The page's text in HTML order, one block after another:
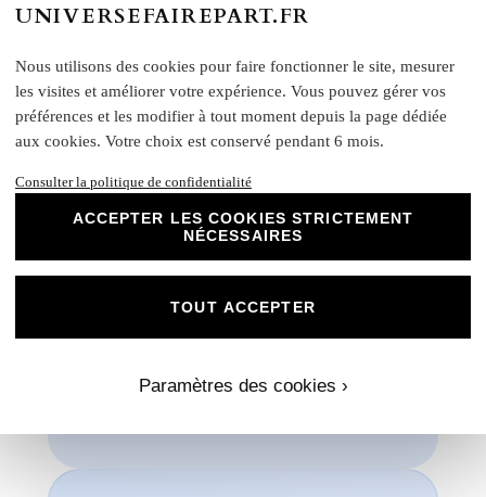
Supérieur pour créer des souvenirs uniques
Chez Universe Faire-part, nous mettons
tout en œuvre pour vous offrir des produits
d'exception qui répondent à vos attentes les
plus exigeantes. Faites confiance à notre
expertise et à notre passion pour vous
accompagner dans la réalisation de vos
projets évènementiels.
Une fois votre commande passée, si vous souhaitez
visualiser un aperçu avec vos propres photos, textes et
couleurs, un créateur vous contactera. Ensemble, vous
UNIVERSEFAIREPART.FR
Nous utilisons des cookies pour faire fonctionner le site, mesurer
les visites et améliorer votre expérience. Vous pouvez gérer vos
préférences et les modifier à tout moment depuis la page dédiée
aux cookies. Votre choix est conservé pendant 6 mois.
Consulter la politique de confidentialité
ACCEPTER LES COOKIES STRICTEMENT
NÉCESSAIRES
Paramètres des cookies ›
TOUT ACCEPTER